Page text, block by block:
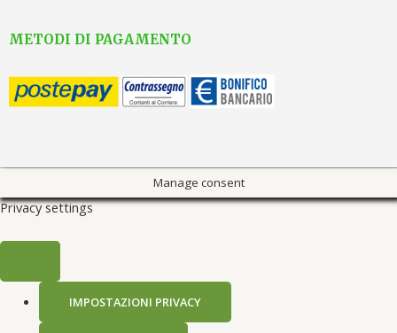
METODI DI PAGAMENTO
Manage consent
Privacy settings
IMPOSTAZIONI PRIVACY